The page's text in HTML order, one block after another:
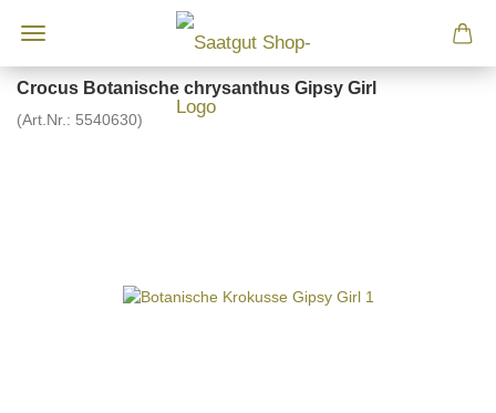
Crocus Botanische chrysanthus Gipsy Girl
(Art.Nr.: 5540630)